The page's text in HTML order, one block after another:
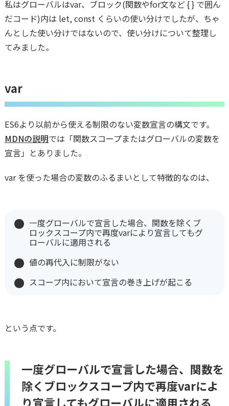
私はグローバルはvar、ブロック(関数やfor文など { } で囲ん
だコード)内は let, const くらいの使い分けでしたが、ちゃ
んとした使い分けではないので、使い分けについて整理し
てみました。
var
ES6より以前から使える制限のない変数宣言の構文です。
MDNの説明では「関数スコープまたはグローバルの変数を
宣言」とありました。
var を使った場合の変数のふるまいとして特徴的なのは、
一度グローバルで宣言した場合、関数を除くブ
ロックスコープ内で再度varにより宣言してもグ
ローバルに適用される
値の再代入に制限がない
スコープ内において宣言の巻き上げが起こる
という点です。
一度グローバルで宣言した場合、関数を
除くブロックスコープ内で再度varによ
り宣言してもグローバルに適用される